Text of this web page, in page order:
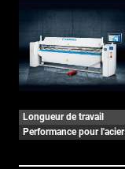
Longueur de travail
Performance pour l'acier